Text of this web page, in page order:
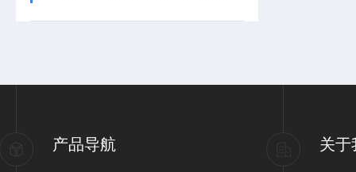
产品导航 关于